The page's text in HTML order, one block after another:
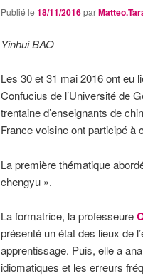
Publié le 18/11/2016par
Yinhui BAO
Les 30 et 31 mai 2016 ont eu
Confucius de l’Université de
trentaine d’enseignants de
France voisine ont participé à
La première thématique
chengyu ».
La formatrice, la professeure
présenté un état des lieux de
apprentissage. Puis, elle a
idiomatiques et les erreurs